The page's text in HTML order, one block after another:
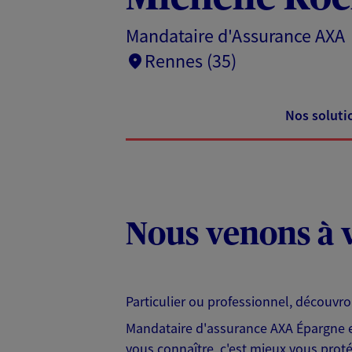
Mandataire d'Assurance AXA
Rennes (35)
Nos
Nous venons
Particulier ou professionnel,
Mandataire d'assurance AXA
vous connaître, c'est mieux vous